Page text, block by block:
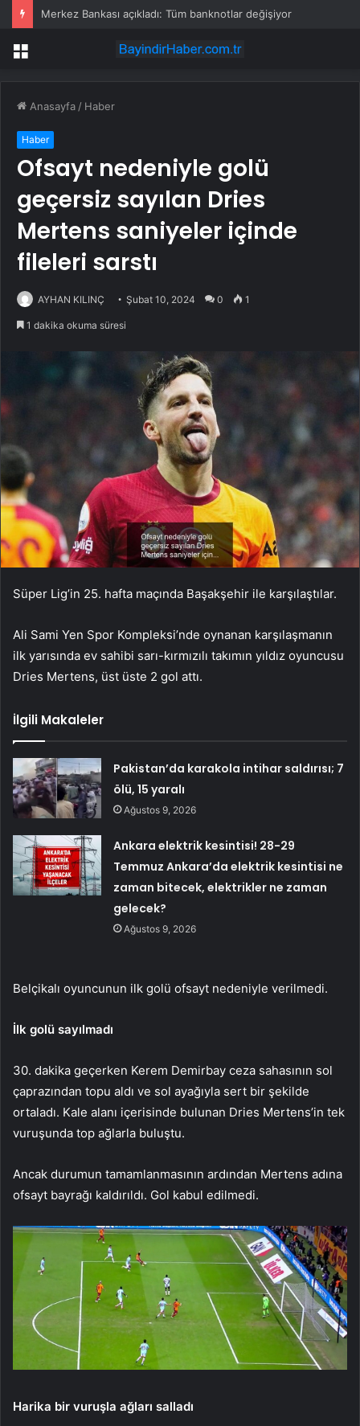
Merkez Bankası açıkladı: Tüm banknotlar değişiyor
Menü
Anasayfa / Haber
Haber
Ofsayt nedeniyle golü
geçersiz sayılan Dries
Mertens saniyeler içinde
fileleri sarstı
AYHAN KILINÇ Şubat 10, 2024 0 1
1 dakika okuma süresi
Süper Lig’in 25. hafta maçında Başakşehir ile karşılaştılar.
Ali Sami Yen Spor Kompleksi’nde oynanan karşılaşmanın
ilk yarısında ev sahibi sarı-kırmızılı takımın yıldız oyuncusu
Dries Mertens, üst üste 2 gol attı.
İlgili Makaleler
Pakistan’da karakola intihar saldırısı; 7
ölü, 15 yaralı
Ağustos 9, 2026
Ankara elektrik kesintisi! 28-29
Temmuz Ankara’da elektrik kesintisi ne
zaman bitecek, elektrikler ne zaman
gelecek?
Ağustos 9, 2026
Belçikalı oyuncunun ilk golü ofsayt nedeniyle verilmedi.
İlk golü sayılmadı
30. dakika geçerken Kerem Demirbay ceza sahasının sol
çaprazından topu aldı ve sol ayağıyla sert bir şekilde
ortaladı. Kale alanı içerisinde bulunan Dries Mertens’in tek
vuruşunda top ağlarla buluştu.
Ancak durumun tamamlanmasının ardından Mertens adına
ofsayt bayrağı kaldırıldı. Gol kabul edilmedi.
Harika bir vuruşla ağları salladı